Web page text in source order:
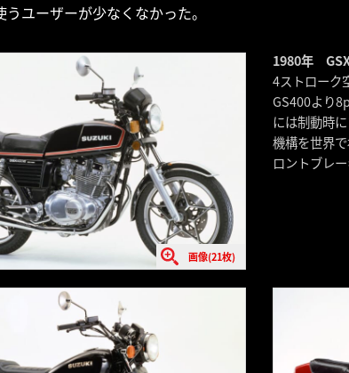
うユーザーが少なくなかった。
画像(21枚)
1980年
4ストローク
GS400より
には制動時
機構を世界
ロントブレ